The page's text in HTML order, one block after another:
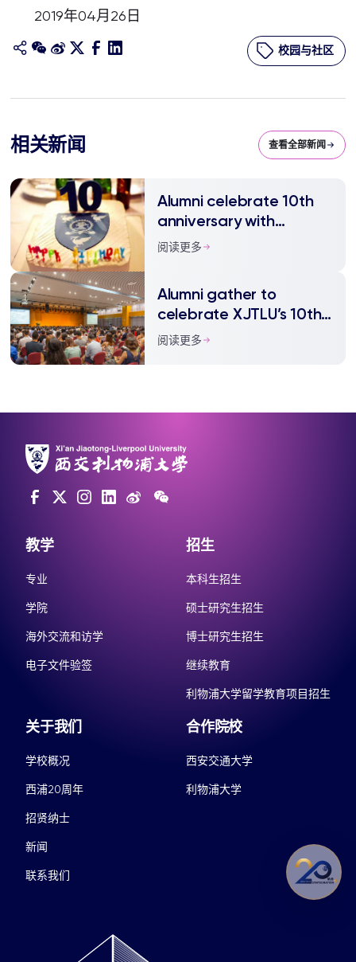
2019年04月26日
校园与社区
相关新闻 查看全部新闻
Alumni celebrate 10th
anniversary with
Thames cruise party
阅读更多
Alumni gather to
celebrate XJTLU’s 10th
anniversary
阅读更多
教学
专业
学院
海外交流和访学
电子文件验签
招生
本科生招生
硕士研究生招生
博士研究生招生
继续教育
利物浦大学留学教育项目招生
关于我们
学校概况
西浦20周年
招贤纳士
新闻
联系我们
合作院校
西安交通大学
利物浦大学